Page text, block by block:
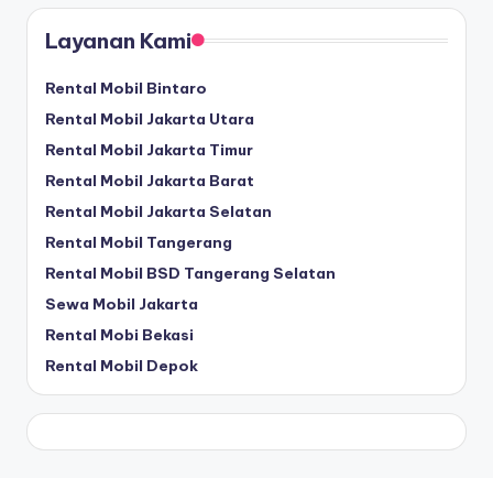
Layanan Kami
Rental Mobil Bintaro
Rental Mobil Jakarta Utara
Rental Mobil Jakarta Timur
Rental Mobil Jakarta Barat
Rental Mobil Jakarta Selatan
Rental Mobil Tangerang
Rental Mobil BSD Tangerang Selatan
Sewa Mobil Jakarta
Rental Mobi Bekasi
Rental Mobil Depok